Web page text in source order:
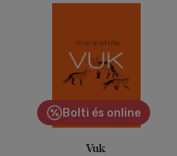
Bolti és online
Vuk